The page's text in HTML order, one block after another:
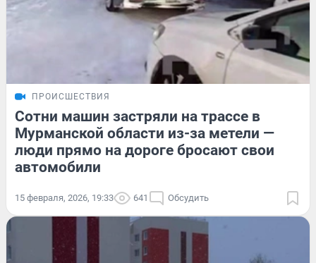
ПРОИСШЕСТВИЯ
Сотни машин застряли на трассе в
Мурманской области из-за метели —
люди прямо на дороге бросают свои
автомобили
15 февраля, 2026, 19:33 641 Обсудить